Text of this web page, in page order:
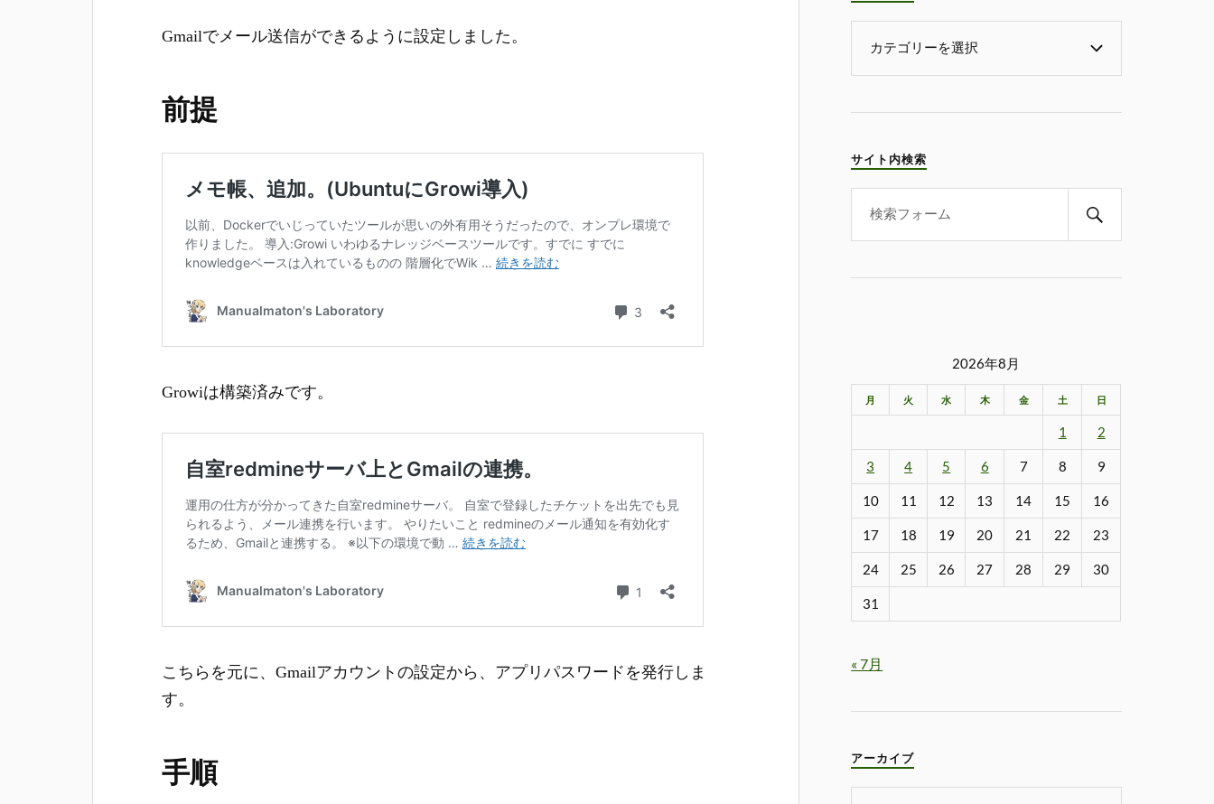
Gmailでメール送信ができるように設定しました。
前提
Growiは構築済みです。
こちらを元に、Gmailアカウントの設定から、アプリパスワードを発行しま
す。
手順
サイト内検索
2026年8月
月 火 水 木 金 土 日
1 2
3 4 5 6 7 8 9
10 11 12 13 14 15 16
17 18 19 20 21 22 23
24 25 26 27 28 29 30
31
« 7月
アーカイブ